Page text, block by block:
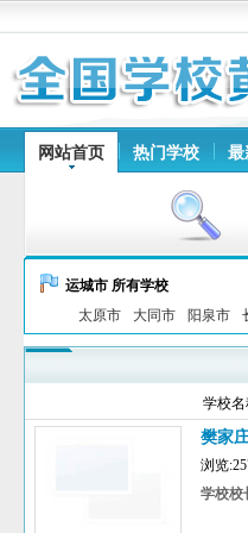
网站首页 热门学校 最
运城市 所有学校
太原市
大同市 阳泉市
学校
樊家
浏览
学校校